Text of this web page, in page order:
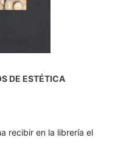
DE ESTÉTICA
recibir en la librería el